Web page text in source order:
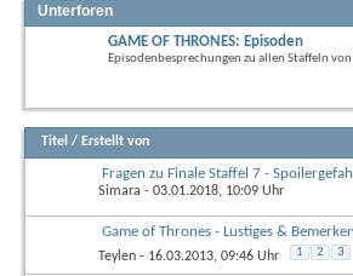
Unterforen
GAME OF THRONES: Episoden
Episodenbesprechungen zu allen Staffeln
Titel / Erstellt von
Fragen zu Finale Staffel 7 -
Simara - 03.01.2018, 10:09 Uhr
Game of Thrones - Lustiges &
Teylen - 16.03.2013, 09:46 Uhr 1 2 3